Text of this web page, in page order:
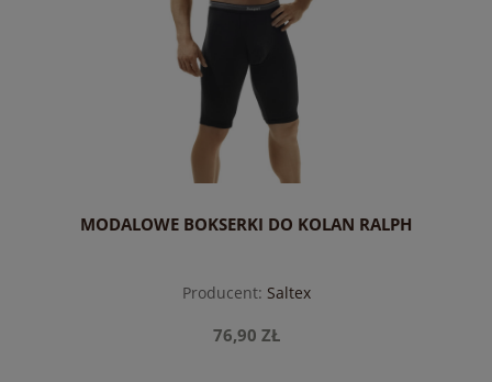
MODALOWE BOKSERKI DO KOLAN RALPH
Producent: Saltex
76,90 ZŁ